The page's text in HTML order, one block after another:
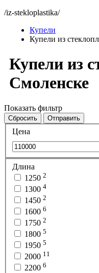
/iz-stekloplastika/
Купели
Купели из
Купели из
Смоленске
Показать фильтр
Сбросить Отправить
Цена
Длина
1250 2
1300 4
1450 2
1600 6
1750 2
1800 5
1950 5
2000 11
2200 6